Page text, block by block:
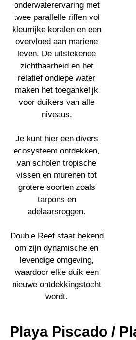
onderwaterervaring met
twee parallelle riffen vol
kleurrijke koralen en een
overvloed aan mariene
leven. De uitstekende
zichtbaarheid en het
relatief ondiepe water
maken het toegankelijk
voor duikers van alle
niveaus.
Je kunt hier een divers
ecosysteem ontdekken,
van scholen tropische
vissen en murenen tot
grotere soorten zoals
tarpons en
adelaarsroggen.
Double Reef staat bekend
om zijn dynamische en
levendige omgeving,
waardoor elke duik een
nieuwe ontdekkingstocht
wordt.
Playa Piscado /